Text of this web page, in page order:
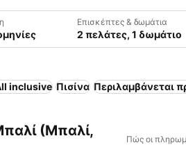
Επισκέπτες & δωμάτια
2 πελάτες, 1 δωμάτιο
inclusive Πισίνα Περιλαμβάνεται
(Μπαλί,
Πώς οι